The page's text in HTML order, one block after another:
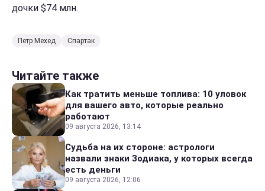
дочки $74 млн.
Петр Мехед Спартак
Читайте также
Как тратить меньше топлива: 10 уловок
для вашего авто, которые реально
работают
09 августа 2026, 13:14
Судьба на их стороне: астрологи
назвали знаки Зодиака, у которых всегда
есть деньги
09 августа 2026, 12:06